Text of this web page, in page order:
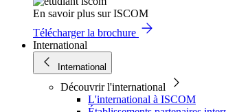
En savoir plus sur ISCOM
Télécharger la brochure
International
International
Découvrir l'international
L'international à ISCOM